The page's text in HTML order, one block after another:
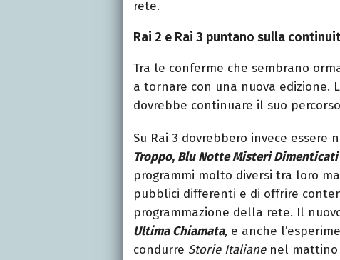
rete.
Rai 2 e Rai 3 puntano sulla
Tra le conferme che sembrano
a tornare con una nuova edizione.
dovrebbe continuare il suo
Su Rai 3 dovrebbero invece essere
Troppo, Blu Notte Misteri Dimenticati
programmi molto diversi tra loro
pubblici differenti e di offrire
programmazione della rete. Il
Ultima Chiamata, e anche
condurre Storie Italianenel mattino